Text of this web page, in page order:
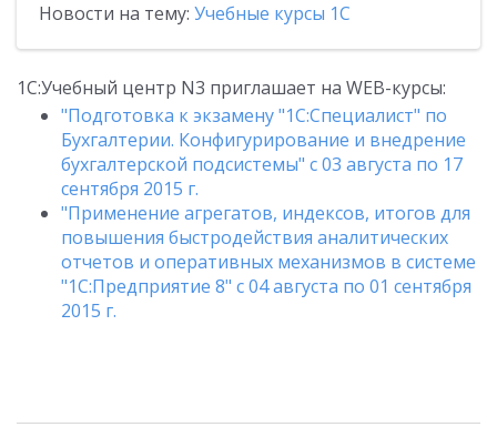
Новости на тему: Учебные курсы 1С
1С:Учебный центр N3 приглашает на WEB-курсы:
"Подготовка к экзамену "1С:Специалист" по
Бухгалтерии. Конфигурирование и внедрение
бухгалтерской подсистемы" с 03 августа по 17
сентября 2015 г.
"Применение агрегатов, индексов, итогов для
повышения быстродействия аналитических
отчетов и оперативных механизмов в системе
"1С:Предприятие 8" с 04 августа по 01 сентября
2015 г.